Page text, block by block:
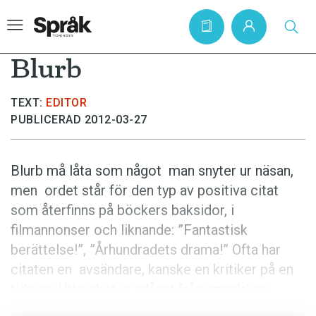
Hem
Artiklar
Krönikor
Språkfrågor
Skrivtips
Bokrecensioner
Kviss
Blurb
TEXT: EDITOR
PUBLICERAD 2012-03-27
Blurb må låta som något man snyter ur näsan,
men ordet står för den typ av posi­tiva citat
som återfinns på böckers baksidor, i
filmannonser och liknande: ”Fantastisk
berättelse!”, ”Århundradets drama!” Ofta har
citaten en avsändare, kanske en kritiker på en